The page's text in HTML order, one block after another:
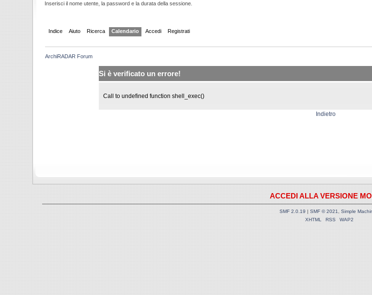
Inserisci il nome utente, la password e la durata della sessione.
Indice Aiuto Ricerca Calendario Accedi Registrati
ArchiRADAR Forum
Si è verificato un errore!
Call to undefined function shell_exec()
Indietro
ACCEDI ALLA VERSIONE
SMF 2.0.19 | SMF © 2021
Simple
XHTML
RSS WAP2